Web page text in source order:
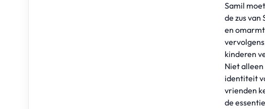
Samil
de zus
en
kinderen
Niet
identiteit
vrienden
de